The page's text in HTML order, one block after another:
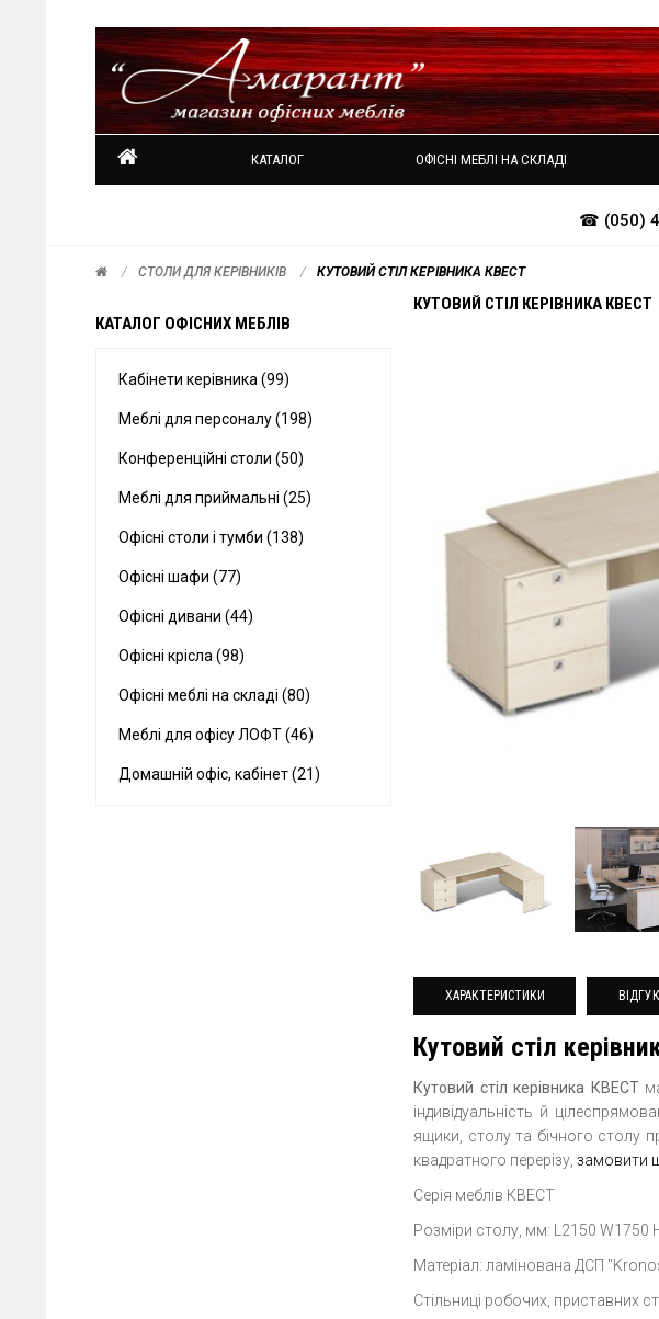
КАТАЛОГ ОФІСНІ МЕБЛІ НА СКЛАДІ
☎ (050)
СТОЛИ ДЛЯ КЕРІВНИКІВ КУТОВИЙ СТІЛ КЕРІВНИКА КВЕСТ
КАТАЛОГ ОФІСНИХ МЕБЛІВ
Кабінети керівника (99)
Меблі для персоналу (198)
Конференційні столи (50)
Меблі для приймальні (25)
Офісні столи і тумби (138)
Офісні шафи (77)
Офісні дивани (44)
Офісні крісла (98)
Офісні меблі на складі (80)
Меблі для офісу ЛОФТ (46)
Домашній офіс, кабінет (21)
КУТОВИЙ СТІЛ КЕРІВНИКА КВЕСТ
ХАРАКТЕРИСТИКИ
Кутовий стіл
Кутовий стіл керівника КВЕСТ
індивідуальність й
ящики, столу та бічного столу
квадратного перерізу, замовити
Серія меблів КВЕСТ
Розміри столу, мм: L2150 W1750
Матеріал: ламінована ДСП
Стільниці робочих, приставних